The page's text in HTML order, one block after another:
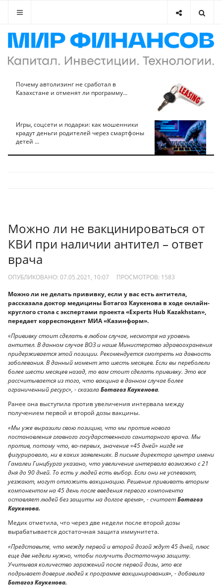
Почему автолизинг не сработал в
Казахстане и отменят ли программу...
Игры, соцсети и подарки: как мошенники
крадут деньги родителей через смартфоны
детей ...
Можно ли не вакцинироваться от
КВИ при наличии антител – ответ
врача
ОПУБЛИКОВАНО: 07.05.2021, 10:07 ПРОСМОТРОВ: 1583
Можно ли не делать прививку, если у вас есть антитела,
рассказала доктор медицины Ботагоз Каукенова в ходе онлайн-
круглого стола с экспертами проекта «Experts Hub Kazakhstan»,
передает корреспондент МИА «Казинформ».
«Прививку стоит сделать в любом случае, несмотря на уровень
антител. В данном случае ВОЗ и наше Министерство здравоохранения
придерживается этой позиции. Рекомендуется смотреть на давность
заболевания. В данный момент это шесть месяцев. Если вы переболели
более шести месяцев назад, то вам стоит сделать прививку. Это все
рассчитывается из того, что вакцина в данном случае более
ограниченный ресурс», - сказалаБотагоз Каукенова.
Ранее она выступила против увеличения интервала между
получением первой и второй дозы вакцины.
«Мы уже выразили свою позицию, что мы против нового
постановления главного государственного санитарного врача. Мы
против, потому что, во-первых, значение «45 дней» нигде не
фигурировало, ни в каких заявлениях. В письме директора центра имени
Гамалеи Гинцбурга указано, что увеличение интервала возможно с 21
дня до 90 дней. То есть у людей есть выбор. Если они не успевают,
уезжают, могут отложить вакцинацию. Решение прививать вторым
компонентом на 45 день после введения первого компонента
оставляет людей без защиты на долгое время», - считаетБотагоз
Каукенова.
Медик отметила, что через две недели после второй дозы
вырабатывается достаточная защита иммунитета.
«Представьте, что между первой и второй дозой ждут 45 дней, плюс
еще две недели нужно, чтобы получить достаточную защиту.
Учитывая количество заражений после первой дозы, это все
подрывает доверие людей к программе вакцинирования», - добавила
Ботагоз Каукенова.